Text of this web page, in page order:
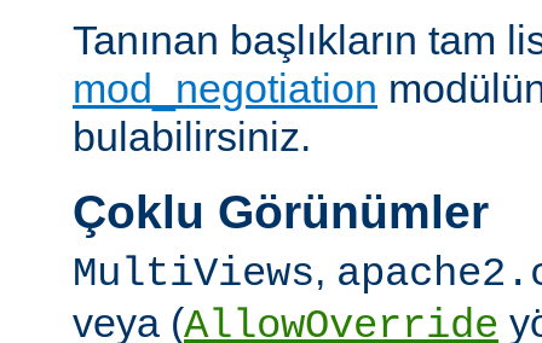
Tanınan başlıkların tam
mod_negotiation
bulabilirsiniz.
Çoklu Görünümler
MultiViews,
veya (AllowOverride